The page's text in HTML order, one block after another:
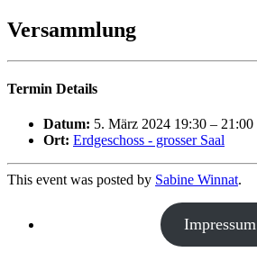
Versammlung
Termin Details
Datum: 5. März 2024 19:30 – 21:00
Ort: Erdgeschoss - grosser Saal
This event was posted by Sabine Winnat.
Impressum